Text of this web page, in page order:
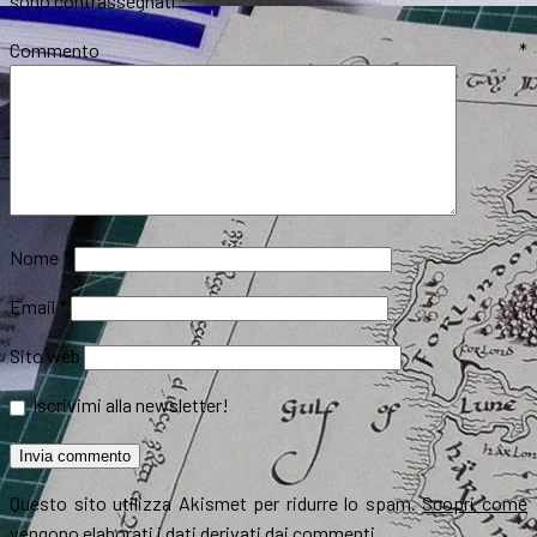
Commento *
Nome*
Email*
Sito web
Iscrivimi alla newsletter!
Questo sito utilizza Akismet per ridurre lo spam.Scopri come